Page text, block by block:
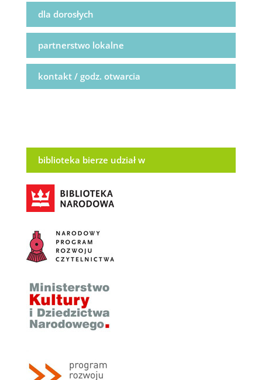
dla dorosłych
partnerstwo lokalne
kontakt / godz. otwarcia
biblioteka bierze udział w